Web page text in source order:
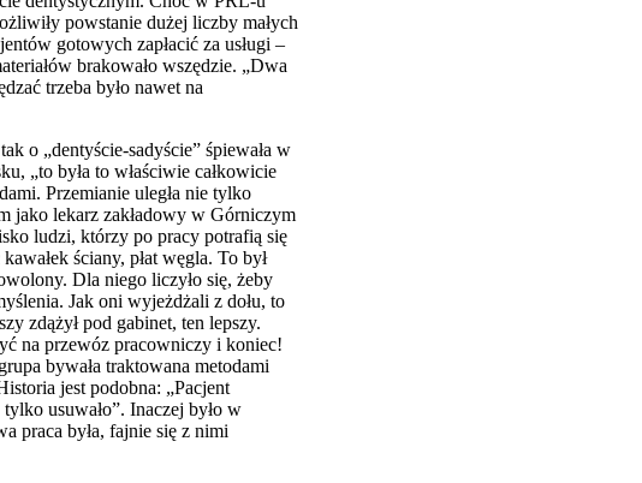
powstanie dużej liczby małych
gotowych zapłacić za usługi –
brakowało wszędzie. „Dwa
trzeba było nawet na
o „dentyście-sadyście” śpiewała w
„to była to właściwie całkowicie
Przemianie uległa nie tylko
jako lekarz zakładowy w Górniczym
ludzi, którzy po pracy potrafią się
ściany, płat węgla. To był
Dla niego liczyło się, żeby
Jak oni wyjeżdżali z dołu, to
zdążył pod gabinet, ten lepszy.
na przewóz pracowniczy i koniec!
bywała traktowana metodami
jest podobna: „Pacjent
usuwało”. Inaczej było w
praca była, fajnie się z nimi